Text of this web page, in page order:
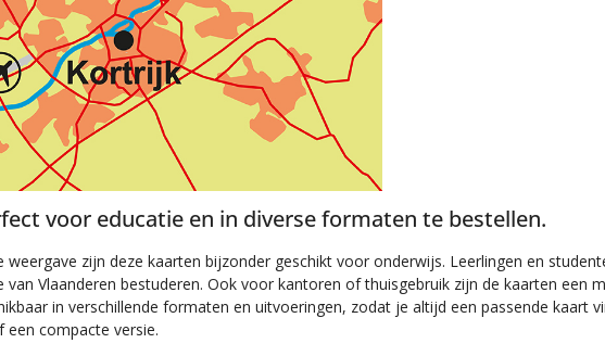
voor educatie en in diverse formaten te bestellen.
weergave zijn deze kaarten bijzonder geschikt voor onderwijs. Leerlingen en
van Vlaanderen bestuderen. Ook voor kantoren of thuisgebruik zijn de kaarten een
in verschillende formaten en uitvoeringen, zodat je altijd een passende kaart
compacte versie.